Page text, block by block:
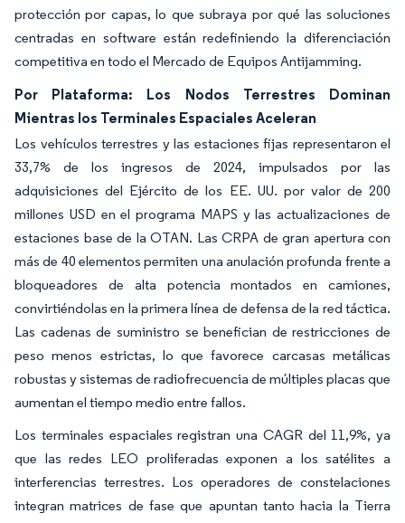
protección por capas, lo que subraya por qué las soluciones
centradas en software están redefiniendo la diferenciación
competitiva en todo el Mercado de Equipos Antijamming.
Por Plataforma: Los Nodos Terrestres Dominan
Mientras los Terminales Espaciales Aceleran
Los vehículos terrestres y las estaciones fijas representaron el
33,7% de los ingresos de 2024, impulsados por las
adquisiciones del Ejército de los EE. UU. por valor de 200
millones USD en el programa MAPS y las actualizaciones de
estaciones base de la OTAN. Las CRPA de gran apertura con
más de 40 elementos permiten una anulación profunda frente a
bloqueadores de alta potencia montados en camiones,
convirtiéndolas en la primera línea de defensa de la red táctica.
Las cadenas de suministro se benefician de restricciones de
peso menos estrictas, lo que favorece carcasas metálicas
robustas y sistemas de radiofrecuencia de múltiples placas que
aumentan el tiempo medio entre fallos.
Los terminales espaciales registran una CAGR del 11,9%, ya
que las redes LEO proliferadas exponen a los satélites a
interferencias terrestres. Los operadores de constelaciones
integran matrices de fase que apuntan tanto hacia la Tierra